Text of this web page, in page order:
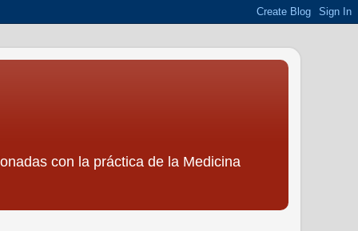
con la práctica de la Medicina